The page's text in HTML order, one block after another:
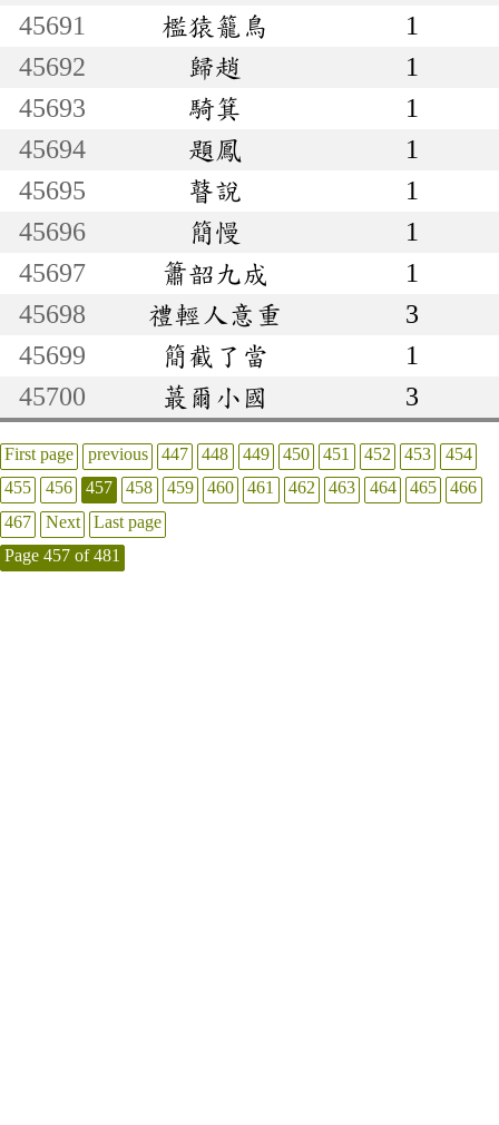
45691
檻猿籠鳥
1
45692
歸趙
1
45693
騎箕
1
45694
題鳳
1
45695
瞽說
1
45696
簡慢
1
45697
簫韶九成
1
45698
禮輕人意重
3
45699
簡截了當
1
45700
蕞爾小國 3
First page previous 447 448 449 450 451 452 453
454
455
456 457 458 459 460 461 462 463 464 465
466
467
Next
Last page
Page 457 of 481